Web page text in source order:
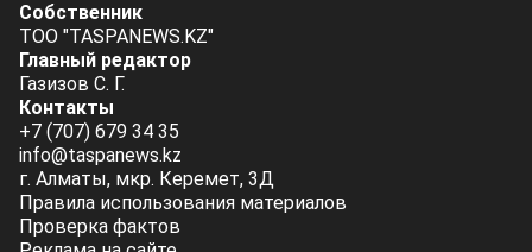
Собственник
ТОО "TASPANEWS.KZ"
Главный редактор
Газизов С. Г.
Контакты
+7 (707) 679 34 35
info@taspanews.kz
г. Алматы, мкр. Керемет, 3Д
Правила использования материалов
Проверка фактов